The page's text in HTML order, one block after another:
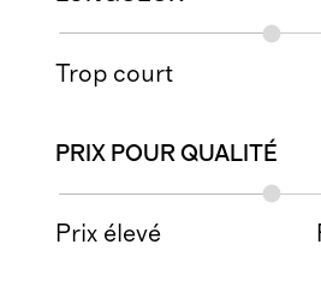
Trop court
PRIX POUR QUALITÉ
Prix élevé